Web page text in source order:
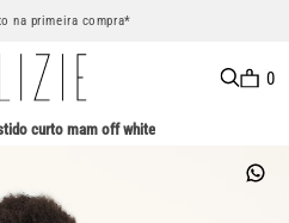
na primeira compra*
0
curto mam off white